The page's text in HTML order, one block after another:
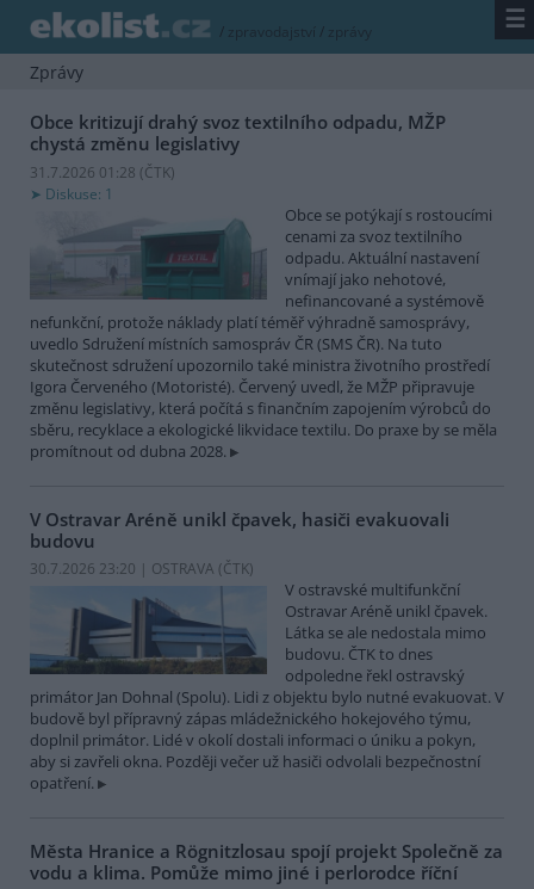
/ zpravodajství / zprávy ☰
Zprávy
Obce kritizují drahý svoz textilního odpadu, MŽP
chystá změnu legislativy
31.7.2026 01:28 (ČTK)
Diskuse: 1
Obce se potýkají s rostoucími
cenami za svoz textilního
odpadu. Aktuální nastavení
vnímají jako nehotové,
nefinancované a systémově
nefunkční, protože náklady platí téměř výhradně samosprávy,
uvedlo Sdružení místních samospráv ČR (SMS ČR). Na tuto
skutečnost sdružení upozornilo také ministra životního prostředí
Igora Červeného (Motoristé). Červený uvedl, že MŽP připravuje
změnu legislativy, která počítá s finančním zapojením výrobců do
sběru, recyklace a ekologické likvidace textilu. Do praxe by se měla
promítnout od dubna 2028.
V Ostravar Aréně unikl čpavek, hasiči evakuovali
budovu
30.7.2026 23:20 | OSTRAVA (ČTK)
V ostravské multifunkční
Ostravar Aréně unikl čpavek.
Látka se ale nedostala mimo
budovu. ČTK to dnes
odpoledne řekl ostravský
primátor Jan Dohnal (Spolu). Lidi z objektu bylo nutné evakuovat. V
budově byl přípravný zápas mládežnického hokejového týmu,
doplnil primátor. Lidé v okolí dostali informaci o úniku a pokyn,
aby si zavřeli okna. Později večer už hasiči odvolali bezpečnostní
opatření.
Města Hranice a Rögnitzlosau spojí projekt Společně za
vodu a klima. Pomůže mimo jiné i perlorodce říční